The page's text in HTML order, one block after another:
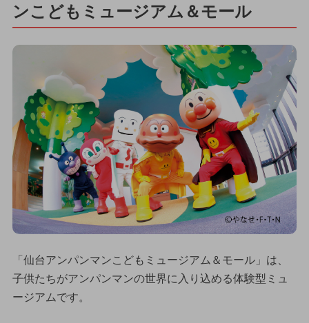
ンこどもミュージアム＆モール
「仙台アンパンマンこどもミュージアム＆モール」は、
子供たちがアンパンマンの世界に入り込める体験型ミュ
ージアムです。